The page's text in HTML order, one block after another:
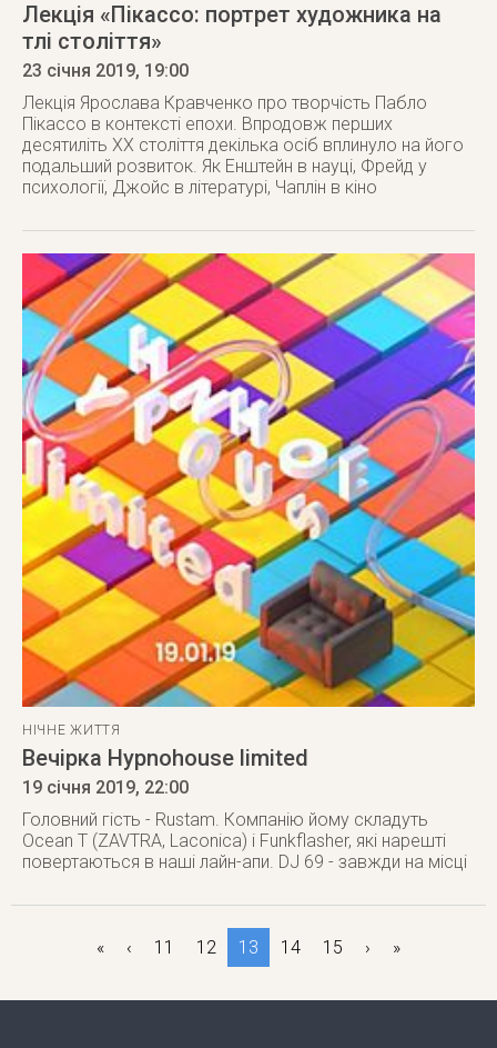
Лекція «Пікассо: портрет художника на
тлі століття»
23 січня 2019, 19:00
Лекція Ярослава Кравченко про творчість Пабло
Пікассо в контексті епохи. Впродовж перших
десятиліть ХХ століття декілька осіб вплинуло на його
подальший розвиток. Як Енштейн в науці, Фрейд у
психології, Джойс в літературі, Чаплін в кіно
НІЧНЕ ЖИТТЯ
Вечірка Hypnohouse limited
19 січня 2019, 22:00
Головний гість - Rustam. Компанію йому складуть
Ocean T (ZAVTRA, Laconica) і Funkflasher, які нарешті
повертаються в наші лайн-апи. DJ 69 - завжди на місці
« ‹ 11 12 13 14 15 › »